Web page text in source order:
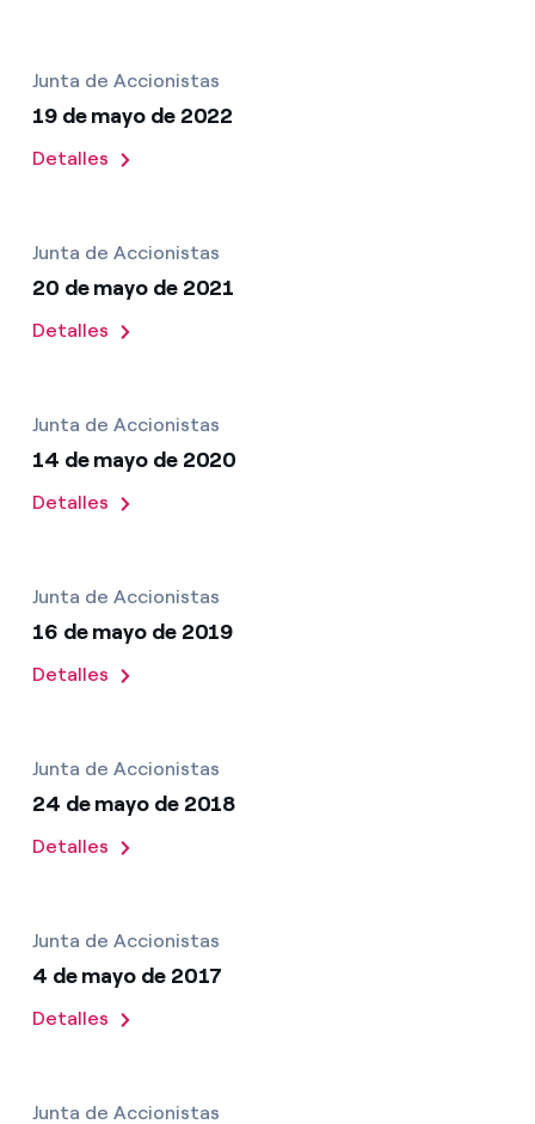
Junta de Accionistas
19 de mayo de 2022
Detalles
Junta de Accionistas
20 de mayo de 2021
Detalles
Junta de Accionistas
14 de mayo de 2020
Detalles
Junta de Accionistas
16 de mayo de 2019
Detalles
Junta de Accionistas
24 de mayo de 2018
Detalles
Junta de Accionistas
4 de mayo de 2017
Detalles
Junta de Accionistas